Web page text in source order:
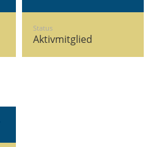
Status
Aktivmitglied